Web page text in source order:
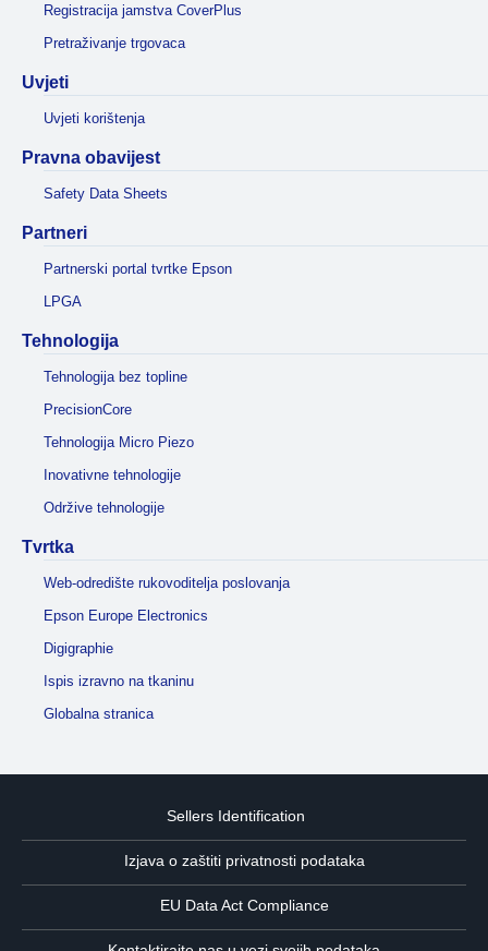
Registracija jamstva CoverPlus
Pretraživanje trgovaca
Uvjeti
Uvjeti korištenja
Pravna obavijest
Safety Data Sheets
Partneri
Partnerski portal tvrtke Epson
LPGA
Tehnologija
Tehnologija bez topline
PrecisionCore
Tehnologija Micro Piezo
Inovativne tehnologije
Održive tehnologije
Tvrtka
Web-odredište rukovoditelja poslovanja
Epson Europe Electronics
Digigraphie
Ispis izravno na tkaninu
Globalna stranica
Sellers Identification
Izjava o zaštiti privatnosti podataka
EU Data Act Compliance